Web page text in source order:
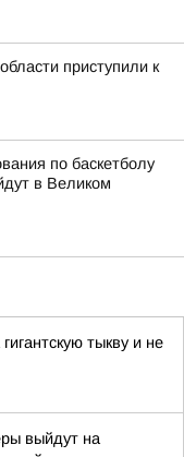
приступили к
по баскетболу
в Великом
тыкву и не
выйдут на